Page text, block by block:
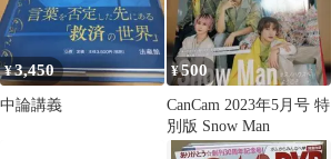
¥3,450
中論講義
¥500
CanCam 2023年5月号 特
別版 Snow Man